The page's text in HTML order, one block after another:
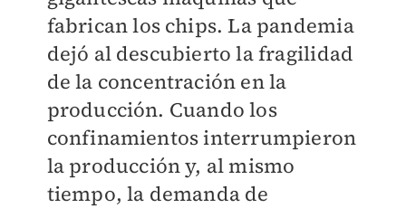
fabrican los chips. La pandemia
dejó al descubierto la fragilidad
de la concentración en la
producción. Cuando los
confinamientos interrumpieron
la producción y, al mismo
tiempo, la demanda de